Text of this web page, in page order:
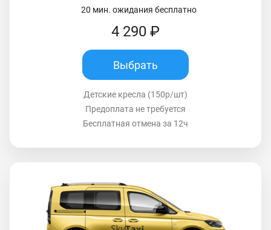
20 мин. ожидания бесплатно
4 290 ₽
Выбрать
Детские кресла (150р/шт)
Предоплата не требуется
Бесплатная отмена за 12ч